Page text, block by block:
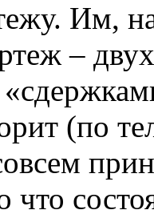
Им,
–
(по
что